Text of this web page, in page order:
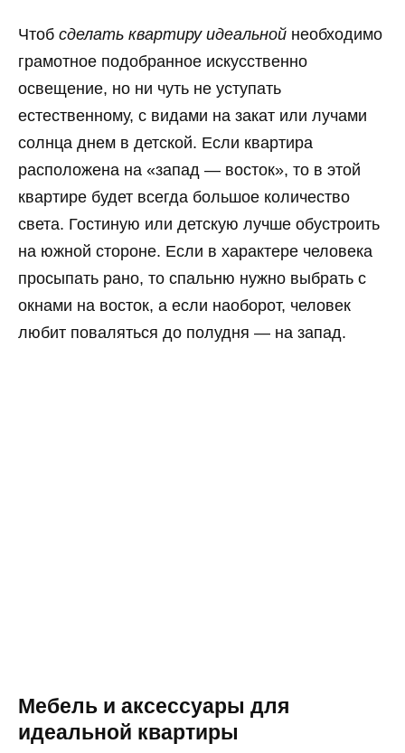
Чтоб сделать квартиру идеальной необходимо
грамотное подобранное искусственно
освещение, но ни чуть не уступать
естественному, с видами на закат или лучами
солнца днем в детской. Если квартира
расположена на «запад — восток», то в этой
квартире будет всегда большое количество
света. Гостиную или детскую лучше обустроить
на южной стороне. Если в характере человека
просыпать рано, то спальню нужно выбрать с
окнами на восток, а если наоборот, человек
любит поваляться до полудня — на запад.
Мебель и аксессуары для
идеальной квартиры